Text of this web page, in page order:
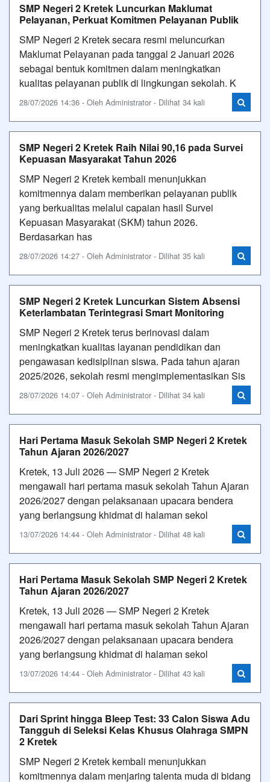
SMP Negeri 2 Kretek Luncurkan Maklumat
Pelayanan, Perkuat Komitmen Pelayanan Publik
SMP Negeri 2 Kretek secara resmi meluncurkan
Maklumat Pelayanan pada tanggal 2 Januari 2026
sebagai bentuk komitmen dalam meningkatkan
kualitas pelayanan publik di lingkungan sekolah. K
28/07/2026 14:36 - Oleh Administrator - Dilihat 34 kali
SMP Negeri 2 Kretek Raih Nilai 90,16 pada Survei
Kepuasan Masyarakat Tahun 2026
SMP Negeri 2 Kretek kembali menunjukkan
komitmennya dalam memberikan pelayanan publik
yang berkualitas melalui capaian hasil Survei
Kepuasan Masyarakat (SKM) tahun 2026.
Berdasarkan has
28/07/2026 14:27 - Oleh Administrator - Dilihat 35 kali
SMP Negeri 2 Kretek Luncurkan Sistem Absensi
Keterlambatan Terintegrasi Smart Monitoring
SMP Negeri 2 Kretek terus berinovasi dalam
meningkatkan kualitas layanan pendidikan dan
pengawasan kedisiplinan siswa. Pada tahun ajaran
2025/2026, sekolah resmi mengimplementasikan Sis
28/07/2026 14:07 - Oleh Administrator - Dilihat 34 kali
Hari Pertama Masuk Sekolah SMP Negeri 2 Kretek
Tahun Ajaran 2026/2027
Kretek, 13 Juli 2026 — SMP Negeri 2 Kretek
mengawali hari pertama masuk sekolah Tahun Ajaran
2026/2027 dengan pelaksanaan upacara bendera
yang berlangsung khidmat di halaman sekol
13/07/2026 14:44 - Oleh Administrator - Dilihat 48 kali
Hari Pertama Masuk Sekolah SMP Negeri 2 Kretek
Tahun Ajaran 2026/2027
Kretek, 13 Juli 2026 — SMP Negeri 2 Kretek
mengawali hari pertama masuk sekolah Tahun Ajaran
2026/2027 dengan pelaksanaan upacara bendera
yang berlangsung khidmat di halaman sekol
13/07/2026 14:44 - Oleh Administrator - Dilihat 43 kali
Dari Sprint hingga Bleep Test: 33 Calon Siswa Adu
Tangguh di Seleksi Kelas Khusus Olahraga SMPN
2 Kretek
SMP Negeri 2 Kretek kembali menunjukkan
komitmennya dalam menjaring talenta muda di bidang